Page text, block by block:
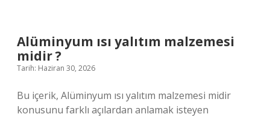
Alüminyum ısı yalıtım malzemesi
midir ?
Tarih: Haziran 30, 2026
Bu içerik, Alüminyum ısı yalıtım malzemesi midir
konusunu farklı açılardan anlamak isteyen